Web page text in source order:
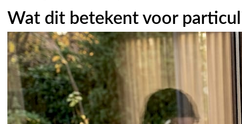
Wat dit betekent voor